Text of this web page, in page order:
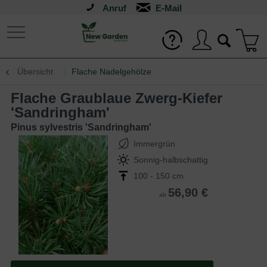
Anruf
Übersicht Flache Nadelgehölze
Flache Graublaue Zwerg-Kiefer
'Sandringham'
Pinus sylvestris 'Sandringham'
Immergrün
Sonnig-halbschattig
100 - 150 cm
ab 56,90 €